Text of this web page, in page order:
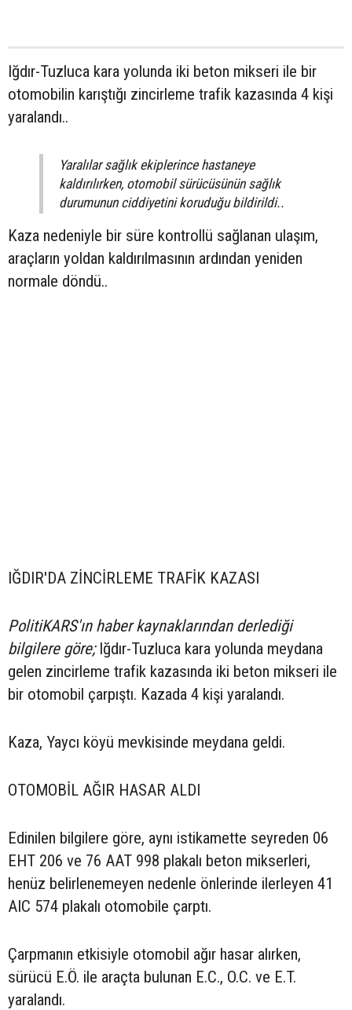
Iğdır-Tuzluca kara yolunda iki beton mikseri ile bir
otomobilin karıştığı zincirleme trafik kazasında 4 kişi
yaralandı..
Yaralılar sağlık ekiplerince hastaneye
kaldırılırken, otomobil sürücüsünün sağlık
durumunun ciddiyetini koruduğu bildirildi..
Kaza nedeniyle bir süre kontrollü sağlanan ulaşım,
araçların yoldan kaldırılmasının ardından yeniden
normale döndü..
IĞDIR'DA ZİNCİRLEME TRAFİK KAZASI
PolitiKARS'ın haber kaynaklarından derlediği
bilgilere göre;Iğdır-Tuzluca kara yolunda meydana
gelen zincirleme trafik kazasında iki beton mikseri ile
bir otomobil çarpıştı. Kazada 4 kişi yaralandı.
Kaza, Yaycı köyü mevkisinde meydana geldi.
OTOMOBİL AĞIR HASAR ALDI
Edinilen bilgilere göre, aynı istikamette seyreden 06
EHT 206 ve 76 AAT 998 plakalı beton mikserleri,
henüz belirlenemeyen nedenle önlerinde ilerleyen 41
AIC 574 plakalı otomobile çarptı.
Çarpmanın etkisiyle otomobil ağır hasar alırken,
sürücü E.Ö. ile araçta bulunan E.C., O.C. ve E.T.
yaralandı.